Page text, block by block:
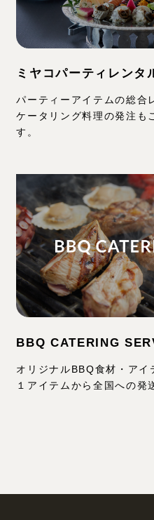
ミヤコパーティレンタ
パーティーアイテムの総合
ケータリング料理の発注も
す。
BBQ CATERING
オリジナルBBQ食材・アイ
１アイテムから全国への発